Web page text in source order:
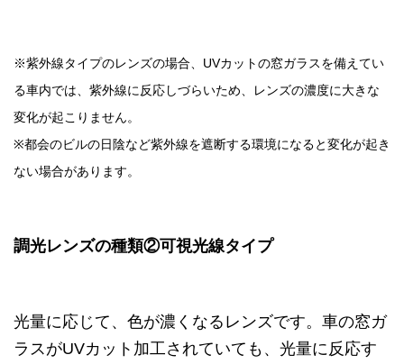
※紫外線タイプのレンズの場合、UVカットの窓ガラスを備えてい
る車内では、紫外線に反応しづらいため、レンズの濃度に大きな
変化が起こりません。
※都会のビルの日陰など紫外線を遮断する環境になると変化が起き
ない場合があります。
調光レンズの種類②可視光線タイプ
光量に応じて、色が濃くなるレンズです。車の窓ガ
ラスがUVカット加工されていても、光量に反応す